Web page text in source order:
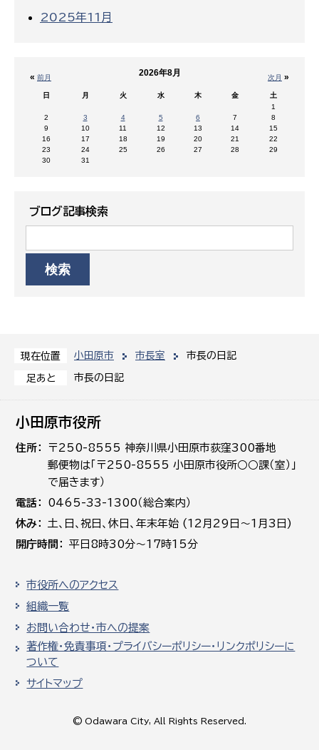
現在位置 小田原市 市長室 市長の日記
足あと 市長の日記
2025年11月
« 前月 次月 »
2026年8月
日 月 火 水 木 金
土
1
2
3 4 5 6 7
8
9
10 11 12 13 14
15
16
17 18 19 20 21
22
23
24 25 26 27 28
29
30
31
ブログ記事検索
小田原市役所
住所
〒250-8555 神奈川県小田原市荻窪300番地
郵便物は「〒250-8555 小田原市役所○○課（室）」
で届きます）
電話
0465-33-1300（総合案内）
休み
土､日､祝日、休日、年末年始 (12月29日～1月3日)
開庁時間
平日8時30分～17時15分
市役所へのアクセス
組織一覧
お問い合わせ・市への提案
著作権・免責事項・プライバシーポリシー・リンクポリシーに
ついて
サイトマップ
© Odawara City, All Rights Reserved.